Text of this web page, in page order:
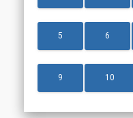
5 6
9 10